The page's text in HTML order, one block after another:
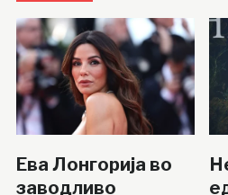
Ева Лонгорија во
заводливо